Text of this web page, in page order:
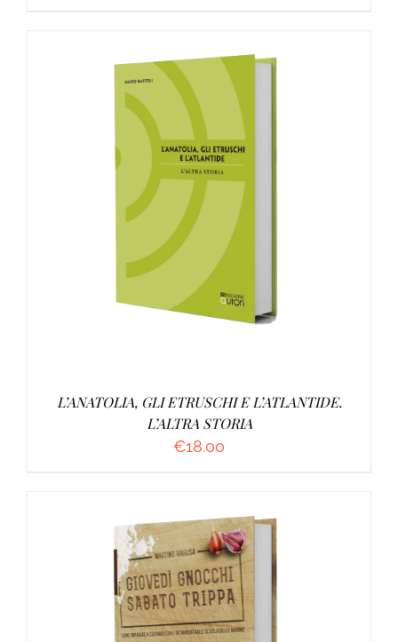
AGGIUNGI AL CARRELLO /
L’ANATOLIA, GLI ETRUSCHI E L’ATLANTIDE.
L’ALTRA STORIA
€18.00